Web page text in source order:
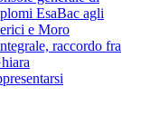
EsaBac agli
e Moro
raccordo fra